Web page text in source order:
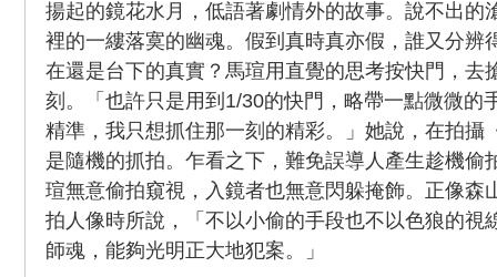
揚起的鏡花水月，低語著劇情外的故事。說不出的
裡的一縷落寞的幽魂。假到真時真亦假，誰又分辨
在還是台下的真實？馬瑄用直覺的思考按快門，去
刻。「也許只是用到1/30的快門，略帶一點微微的
精準，我只想抓住那一刻的精彩。」她說，在拍攝
是隨機的抓拍。乍看之下，難免誤導人產生趁機偷
瑄無意偷拍窺視，入鏡者也無意閃躲掩飾。正像森
拍人像時所說，「不以小偷的手段也不以色狼的視
師魂，能夠光明正大地犯案。」